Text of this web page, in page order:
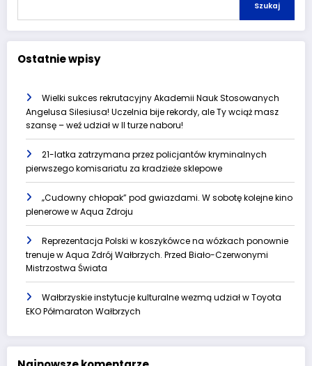
Szukaj
Ostatnie wpisy
Wielki sukces rekrutacyjny Akademii Nauk Stosowanych
Angelusa Silesiusa! Uczelnia bije rekordy, ale Ty wciąż masz
szansę – weź udział w II turze naboru!
21-latka zatrzymana przez policjantów kryminalnych
pierwszego komisariatu za kradzieże sklepowe
„Cudowny chłopak” pod gwiazdami. W sobotę kolejne kino
plenerowe w Aqua Zdroju
Reprezentacja Polski w koszykówce na wózkach ponownie
trenuje w Aqua Zdrój Wałbrzych. Przed Biało-Czerwonymi
Mistrzostwa Świata
Wałbrzyskie instytucje kulturalne wezmą udział w Toyota
EKO Półmaraton Wałbrzych